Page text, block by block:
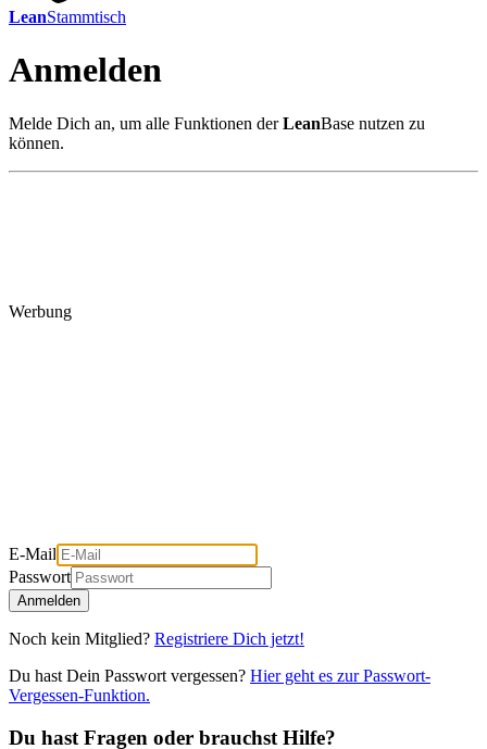
LeanStammtisch
Anmelden
Melde Dich an, um alle Funktionen derLeanBase nutzen zu
können.
Werbung
E-Mail
Passwort
Anmelden
Noch kein Mitglied? Registriere Dich jetzt!
Du hast Dein Passwort vergessen? Hier geht es zur Passwort-
Vergessen-Funktion.
Du hast Fragen oder brauchst Hilfe?